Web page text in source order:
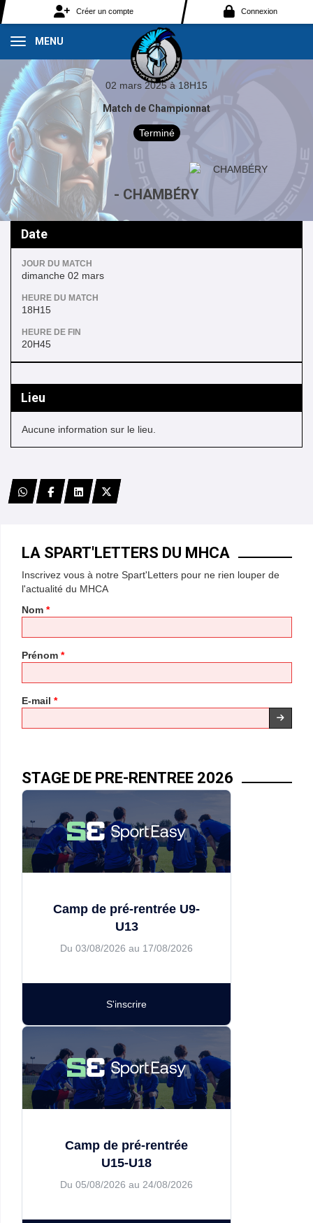
Créer un compte Connexion
MENU
02 mars 2025 à 18H15
Match de Championnat
Terminé
- CHAMBÉRY
Date
JOUR DU MATCH
dimanche 02 mars
HEURE DU MATCH
18H15
HEURE DE FIN
20H45
Lieu
Aucune information sur le lieu.
LA SPART'LETTERS DU MHCA
Inscrivez vous à notre Spart'Letters pour ne rien louper de
l'actualité du MHCA
Nom *
Prénom *
E-mail *
STAGE DE PRE-RENTREE 2026
Camp de pré-rentrée U9-
U13
Du 03/08/2026 au 17/08/2026
S'inscrire
Camp de pré-rentrée
U15-U18
Du 05/08/2026 au 24/08/2026
Panneau de gestion des cookies